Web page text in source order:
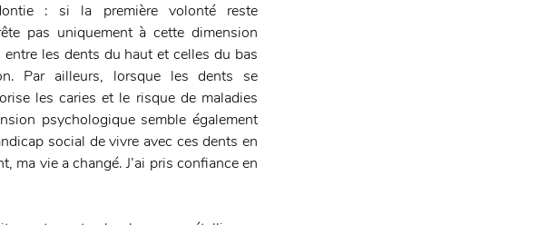
: si la première volonté reste
pas uniquement à cette dimension
les dents du haut et celles du bas
Par ailleurs, lorsque les dents se
les caries et le risque de maladies
psychologique semble également
social de vivre avec ces dents en
ma vie a changé. J’ai pris confiance en